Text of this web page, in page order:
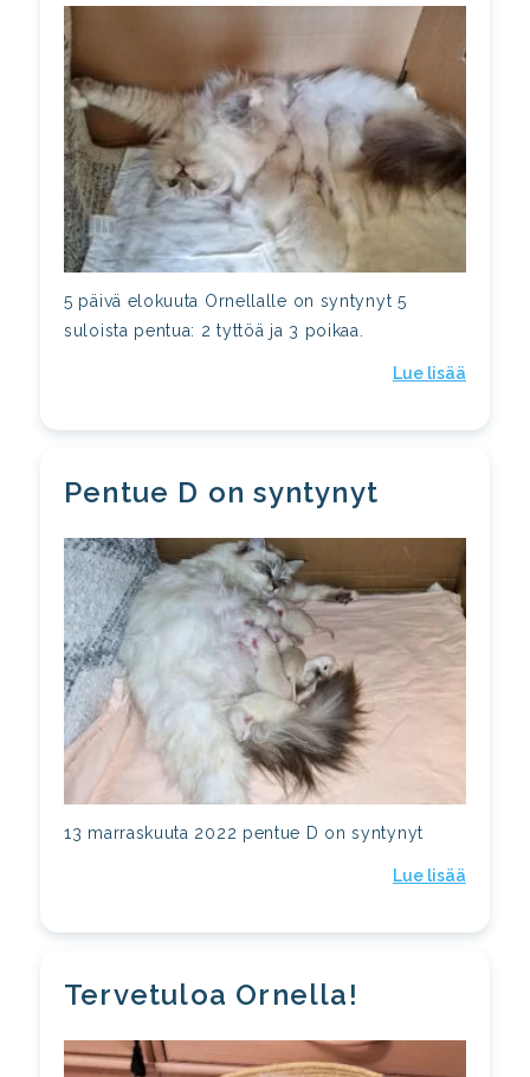
5 päivä elokuuta Ornellalle on syntynyt 5
suloista pentua: 2 tyttöä ja 3 poikaa.
Lue lisää
Pentue D on syntynyt
13 marraskuuta 2022 pentue D on syntynyt
Lue lisää
Tervetuloa Ornella!